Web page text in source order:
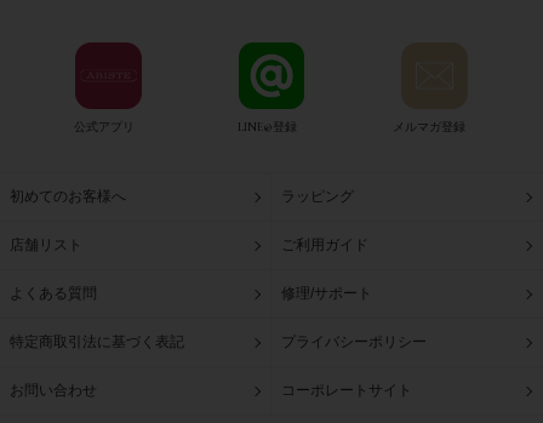
公式アプリ LINE@登録 メルマガ登録
初めてのお客様へ ラッピング
店舗リスト ご利用ガイド
よくある質問 修理/サポート
特定商取引法に基づく表記 プライバシーポリシー
お問い合わせ コーポレートサイト